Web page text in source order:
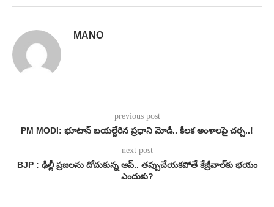
MANO
previous post
PM MODI: భూటాన్ బయల్దేరిన ప్రధాని మోడీ.. కీలక అంశాలపై చర్చ..!
next post
BJP : ఢిల్లీ ప్రజలను దోచుకున్న ఆప్.. తప్పుచేయకపోతే కేజ్రీవాల్‌కు భయం
ఎందుకు?